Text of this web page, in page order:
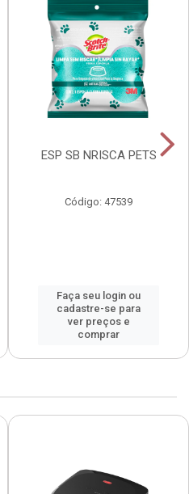
ESP SB NRISCA PETS
Código: 47539
Faça seu login ou
cadastre-se para
ver preços e
comprar